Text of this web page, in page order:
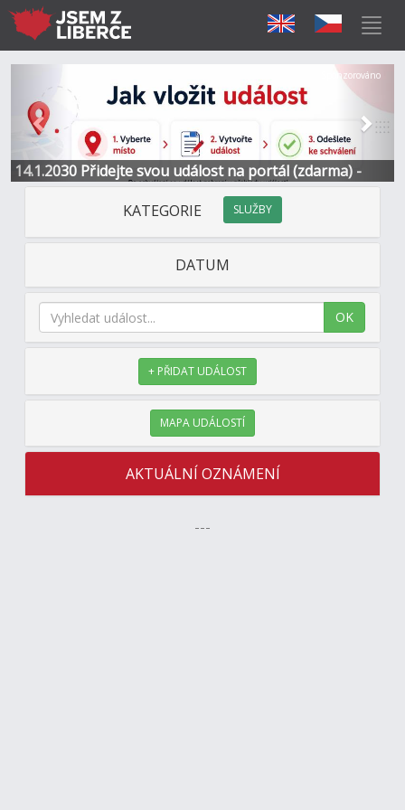
14.1.2030 Přidejte svou událost na portál (zdarma) -
Informace a kontakt
Další
Sponzorováno
KATEGORIE SLUŽBY
DATUM
OK
+ PŘIDAT UDÁLOST
MAPA UDÁLOSTÍ
AKTUÁLNÍ OZNÁMENÍ
---